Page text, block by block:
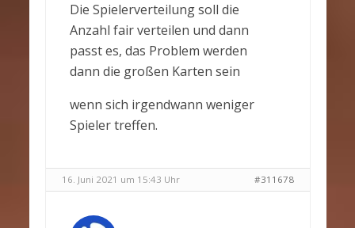
Die Spielerverteilung soll die
Anzahl fair verteilen und dann
passt es, das Problem werden
dann die großen Karten sein
wenn sich irgendwann weniger
Spieler treffen.
16. Juni 2021 um 15:43 Uhr #311678